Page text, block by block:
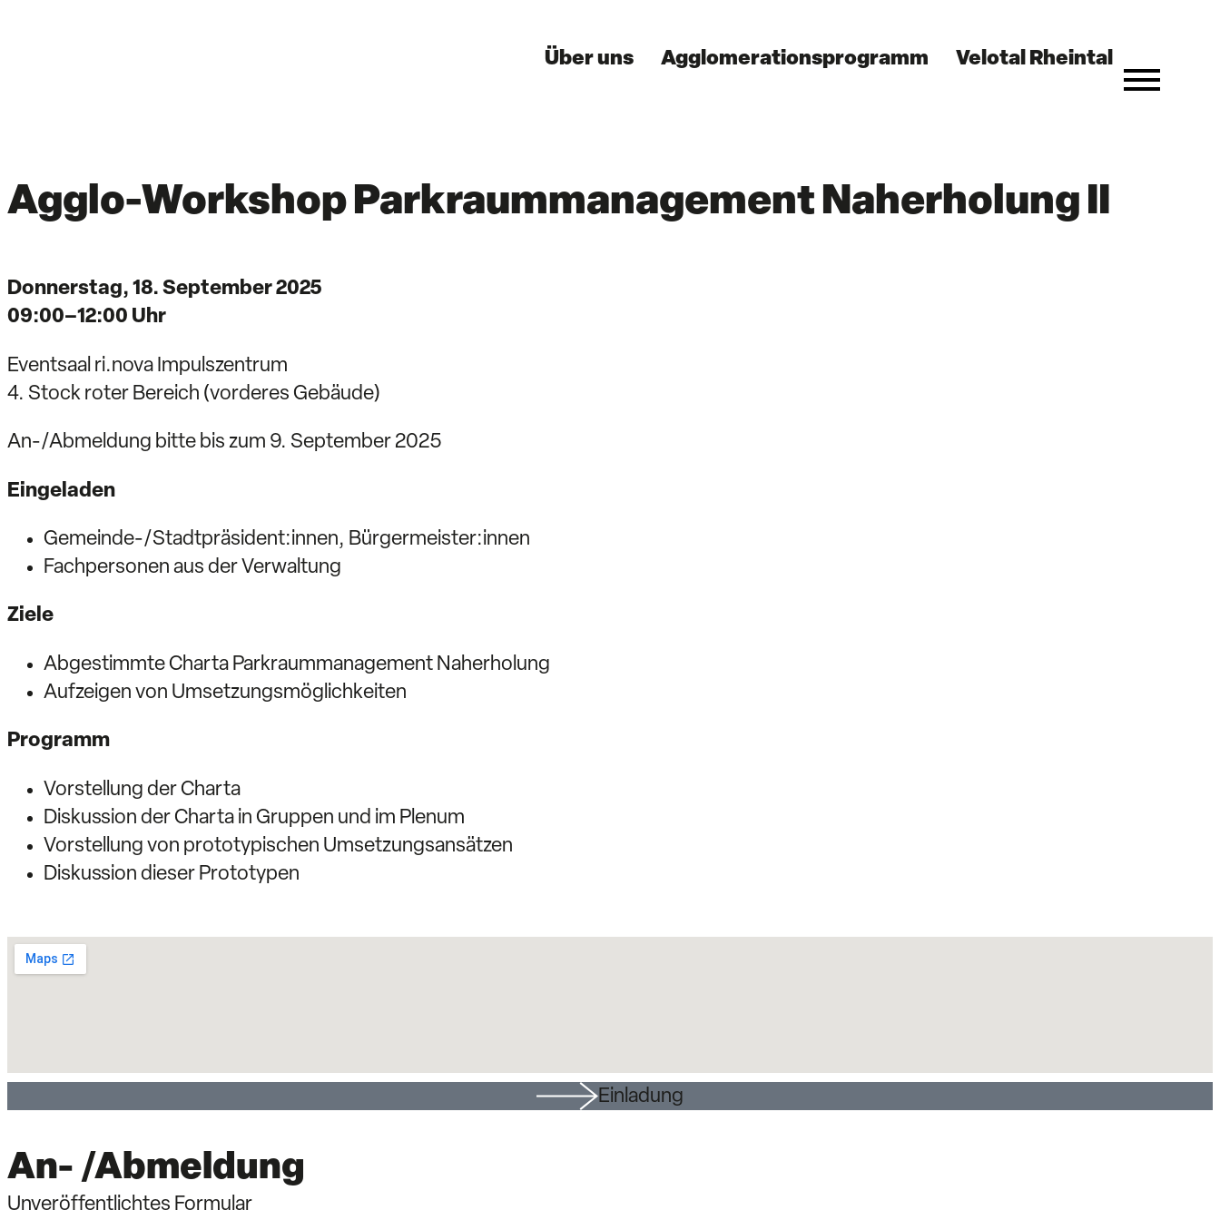
Über uns Agglomerationsprogramm Velotal Rheintal
Agglo-Workshop Parkraummanagement Naherholung II
Donnerstag, 18. September 2025
09:00–12:00 Uhr
Eventsaal ri.nova Impulszentrum
4. Stock roter Bereich (vorderes Gebäude)
An-/Abmeldung bitte bis zum 9. September 2025
Eingeladen
Gemeinde-/Stadtpräsident:innen, Bürgermeister:innen
Fachpersonen aus der Verwaltung
Ziele
Abgestimmte Charta Parkraummanagement Naherholung
Aufzeigen von Umsetzungsmöglichkeiten
Programm
Vorstellung der Charta
Diskussion der Charta in Gruppen und im Plenum
Vorstellung von prototypischen Umsetzungsansätzen
Diskussion dieser Prototypen
Einladung
An- /Abmeldung
Unveröffentlichtes Formular